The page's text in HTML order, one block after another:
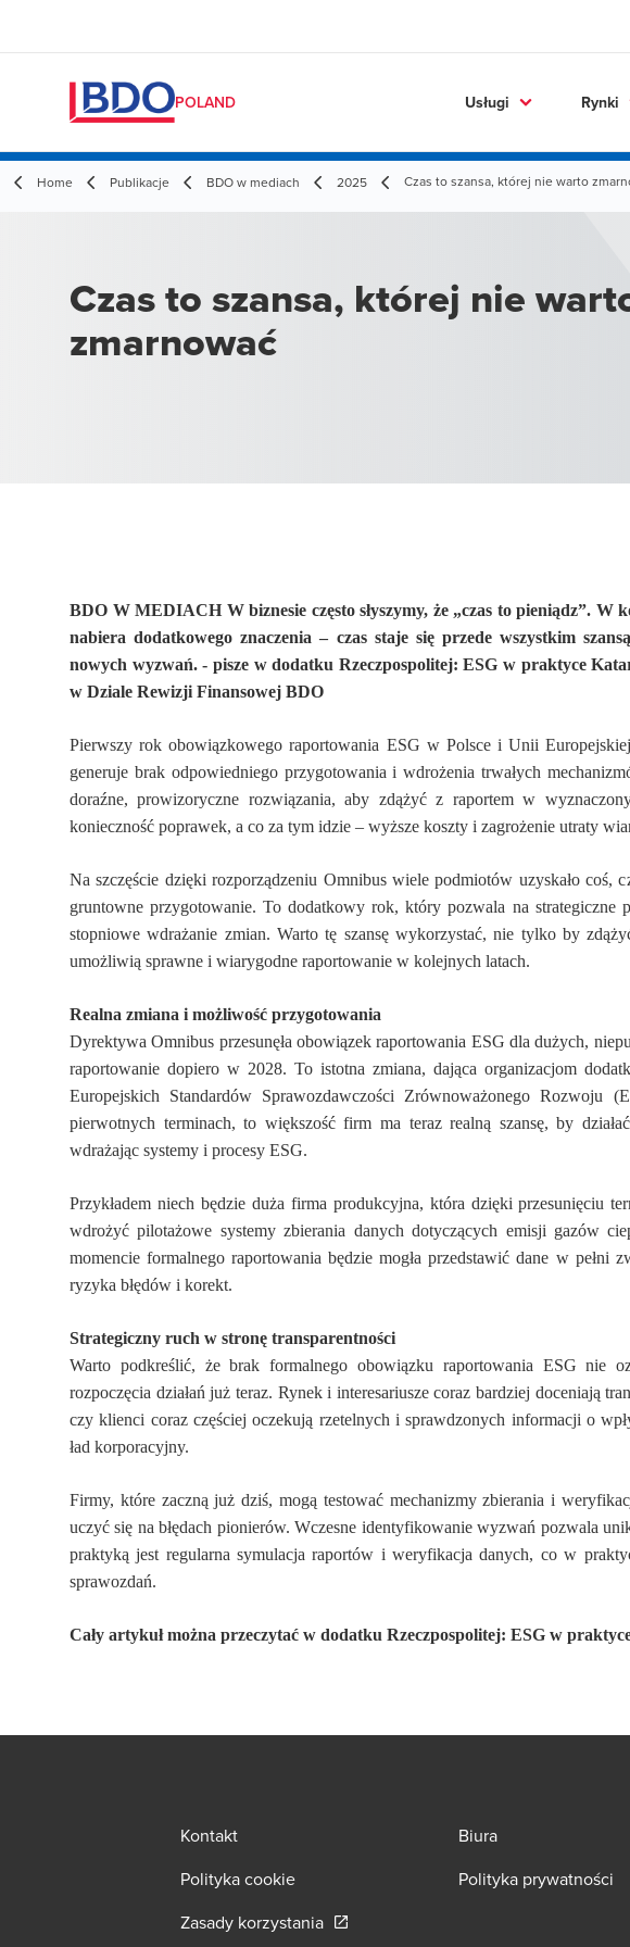
POLAND Usługi Rynki
Home Publikacje BDO w mediach 2025 Czas to szansa, której nie warto
Czas to szansa, której nie
zmarnować
BDO W MEDIACH W biznesie często słyszymy, że „czas to pieniądz”. W
nabiera dodatkowego znaczenia – czas staje się przede wszystkim
nowych wyzwań. - pisze w dodatku Rzeczpospolitej: ESG w praktyce
w Dziale Rewizji Finansowej BDO
Pierwszy rok obowiązkowego raportowania ESG w Polsce i Unii
generuje brak odpowiedniego przygotowania i wdrożenia trwałych
doraźne, prowizoryczne rozwiązania, aby zdążyć z raportem w
konieczność poprawek, a co za tym idzie – wyższe koszty i zagrożenie utraty
Na szczęście dzięki rozporządzeniu Omnibus wiele podmiotów uzyskało coś,
gruntowne przygotowanie. To dodatkowy rok, który pozwala na strategiczne
stopniowe wdrażanie zmian. Warto tę szansę wykorzystać, nie tylko by
umożliwią sprawne i wiarygodne raportowanie w kolejnych latach.
Realna zmiana i możliwość przygotowania
Dyrektywa Omnibus przesunęła obowiązek raportowania ESG dla dużych,
raportowanie dopiero w 2028. To istotna zmiana, dająca organizacjom
Europejskich Standardów Sprawozdawczości Zrównoważonego Rozwoju
pierwotnych terminach, to większość firm ma teraz realną szansę, by
wdrażając systemy i procesy ESG.
Przykładem niech będzie duża firma produkcyjna, która dzięki przesunięciu
wdrożyć pilotażowe systemy zbierania danych dotyczących emisji gazów
momencie formalnego raportowania będzie mogła przedstawić dane w
ryzyka błędów i korekt.
Strategiczny ruch w stronę transparentności
Warto podkreślić, że brak formalnego obowiązku raportowania ESG nie
rozpoczęcia działań już teraz. Rynek i interesariusze coraz bardziej doceniają
czy klienci coraz częściej oczekują rzetelnych i sprawdzonych informacji o
ład korporacyjny.
Firmy, które zaczną już dziś, mogą testować mechanizmy zbierania i
uczyć się na błędach pionierów. Wczesne identyfikowanie wyzwań pozwala
praktyką jest regularna symulacja raportów i weryfikacja danych, co w
sprawozdań.
Cały artykuł można przeczytać w dodatku Rzeczpospolitej: ESG w
Kontakt
Biura
Polityka cookie
Polityka prywatności
Zasady korzystaniaOpens in a new window/tab